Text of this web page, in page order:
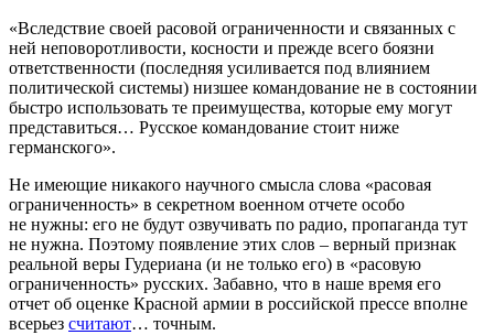
«Вследствие своей расовой ограниченности и связанных с
ней неповоротливости, косности и прежде всего боязни
ответственности (последняя усиливается под влиянием
политической системы) низшее командование не в состоянии
быстро использовать те преимущества, которые ему могут
представиться… Русское командование стоит ниже
германского».
Не имеющие никакого научного смысла слова «расовая
ограниченность» в секретном военном отчете особо
не нужны: его не будут озвучивать по радио, пропаганда тут
не нужна. Поэтому появление этих слов – верный признак
реальной веры Гудериана (и не только его) в «расовую
ограниченность» русских. Забавно, что в наше время его
отчет об оценке Красной армии в российской прессе вполне
всерьез считают… точным.